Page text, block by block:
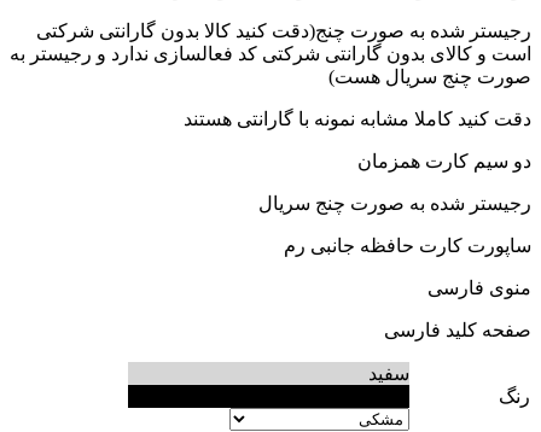
رجیستر شده به صورت چنج(دقت کنید کالا بدون گارانتی شرکتی
است و کالای بدون گارانتی شرکتی کد فعالسازی ندارد و رجیستر به
صورت چنج سریال هست)
دقت کنید کاملا مشابه نمونه با گارانتی هستند
دو سیم کارت همزمان
رجیستر شده به صورت چنج سریال
ساپورت کارت حافظه جانبی رم
منوی فارسی
صفحه کلید فارسی
رنگ
سفید